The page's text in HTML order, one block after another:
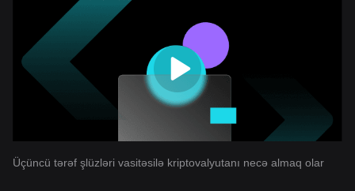
Üçüncü tərəf şlüzləri vasitəsilə kriptovalyutanı necə almaq olar